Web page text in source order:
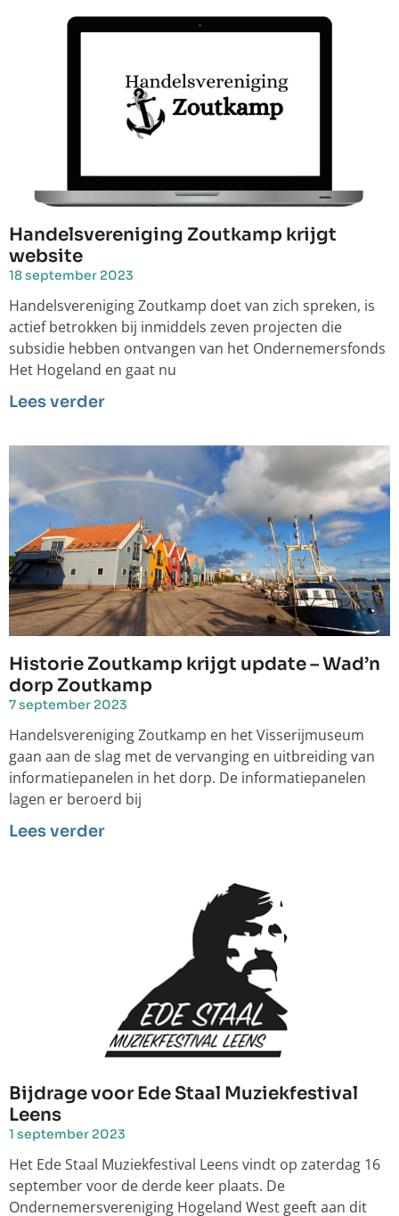
Handelsvereniging Zoutkamp krijgt
website
18 september 2023
Handelsvereniging Zoutkamp doet van zich spreken, is
actief betrokken bij inmiddels zeven projecten die
subsidie hebben ontvangen van het Ondernemersfonds
Het Hogeland en gaat nu
Lees verder
Historie Zoutkamp krijgt update – Wad’n
dorp Zoutkamp
7 september 2023
Handelsvereniging Zoutkamp en het Visserijmuseum
gaan aan de slag met de vervanging en uitbreiding van
informatiepanelen in het dorp. De informatiepanelen
lagen er beroerd bij
Lees verder
Bijdrage voor Ede Staal Muziekfestival
Leens
1 september 2023
Het Ede Staal Muziekfestival Leens vindt op zaterdag 16
september voor de derde keer plaats. De
Ondernemersvereniging Hogeland West geeft aan dit